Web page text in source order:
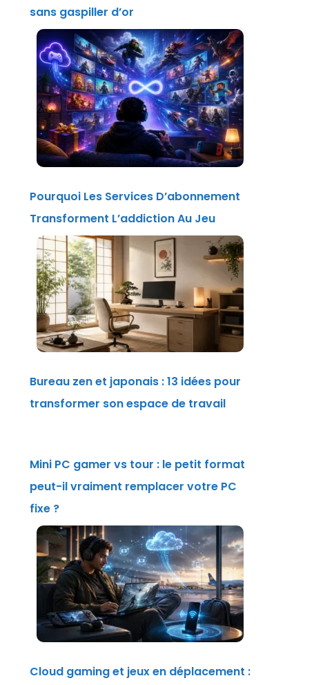
sans gaspiller d’or
Pourquoi Les Services D’abonnement
Transforment L’addiction Au Jeu
Bureau zen et japonais : 13 idées pour
transformer son espace de travail
Mini PC gamer vs tour : le petit format
peut-il vraiment remplacer votre PC
fixe ?
Cloud gaming et jeux en déplacement :